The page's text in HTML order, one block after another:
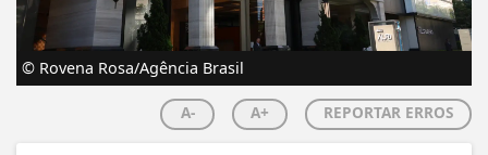
© Rovena Rosa/Agência Brasil
A- A+ REPORTAR ERROS